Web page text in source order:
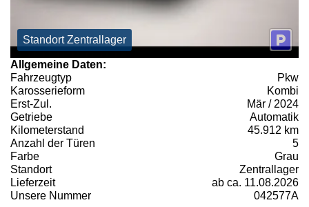
Standort Zentrallager
Allgemeine Daten:
Fahrzeugtyp
Pkw
Karosserieform
Kombi
Erst-Zul.
Mär / 2024
Getriebe
Automatik
Kilometerstand
45.912 km
Anzahl der Türen
5
Farbe
Grau
Standort
Zentrallager
Lieferzeit
ab ca. 11.08.2026
Unsere Nummer
042577A